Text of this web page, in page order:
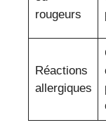
rougeurs
Réactions
allergiques